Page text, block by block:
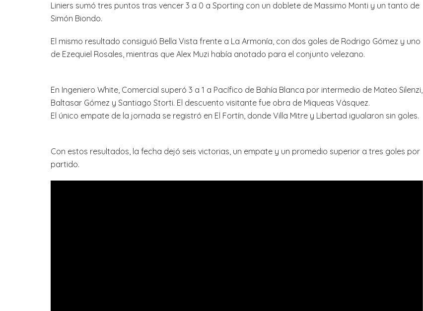
Liniers sumó tres puntos tras vencer 3 a 0 a Sporting con un doblete de Massimo Monti y un tanto de
Simón Biondo.
El mismo resultado consiguió Bella Vista frente a La Armonía, con dos goles de Rodrigo Gómez y uno
de Ezequiel Rosales, mientras que Alex Muzi había anotado para el conjunto velezano.
En Ingeniero White, Comercial superó 3 a 1 a Pacífico de Bahía Blanca por intermedio de Mateo Silenzi,
Baltasar Gómez y Santiago Storti. El descuento visitante fue obra de Miqueas Vásquez.
El único empate de la jornada se registró en El Fortín, donde Villa Mitre y Libertad igualaron sin goles.
Con estos resultados, la fecha dejó seis victorias, un empate y un promedio superior a tres goles por
partido.